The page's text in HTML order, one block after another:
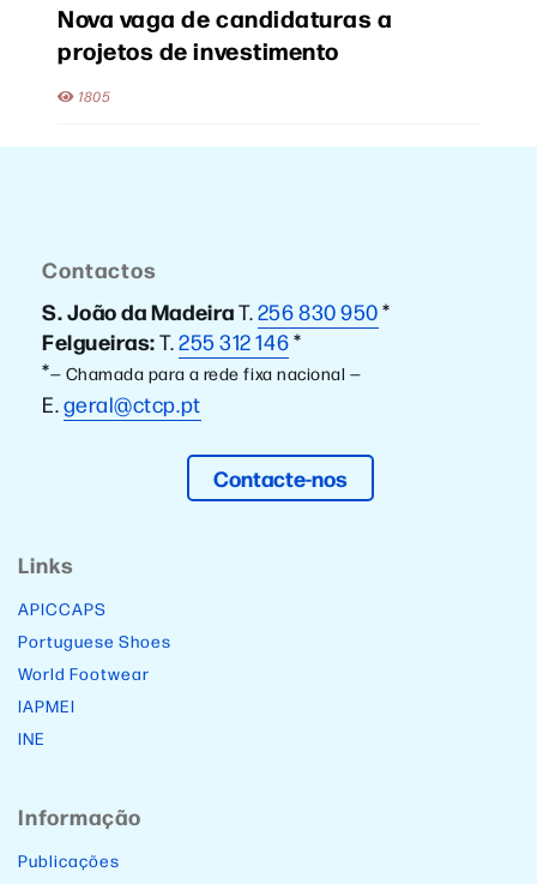
Nova vaga de candidaturas a
projetos de investimento
1805
Contactos
S. João da MadeiraT.256 830 950*
Felgueiras:T.255 312 146*
*— Chamada para a rede fixa nacional —
E.geral@ctcp.pt
Contacte-nos
Links
APICCAPS
Portuguese Shoes
World Footwear
IAPMEI
INE
Informação
Publicações